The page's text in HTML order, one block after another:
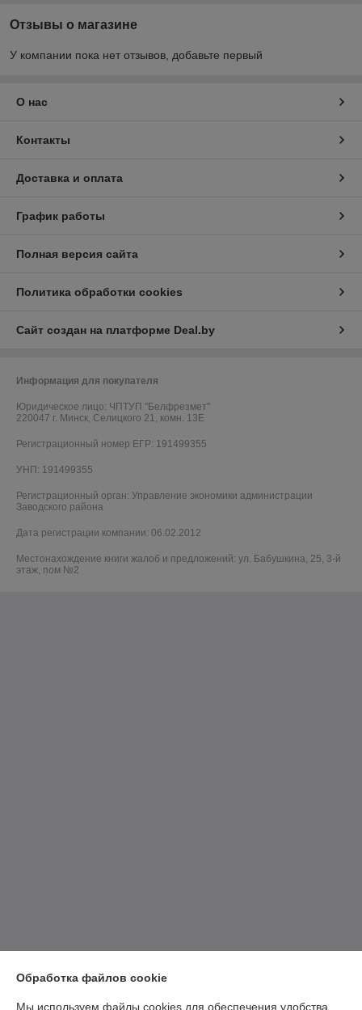
Отзывы о магазине
У компании пока нет отзывов, добавьте первый
О нас
Контакты
Доставка и оплата
График работы
Полная версия сайта
Политика обработки cookies
Сайт создан на платформе Deal.by
Информация для покупателя
Юридическое лицо: ЧПТУП "Белфрезмет"
220047 г. Минск, Селицкого 21, комн. 13Е
Регистрационный номер ЕГР: 191499355
УНП: 191499355
Регистрационный орган: Управление экономики администрации
Заводского района
Дата регистрации компании: 06.02.2012
Местонахождение книги жалоб и предложений: ул. Бабушкина, 25, 3-й
этаж, пом №2
Обработка файлов cookie
Мы используем файлы cookies для обеспечения удобства